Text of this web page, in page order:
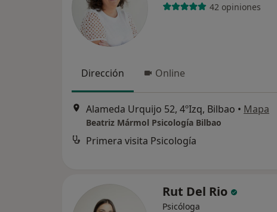
42 opiniones
Dirección Online
Alameda Urquijo 52, 4ºIzq, Bilbao • Mapa
Beatriz Mármol Psicología Bilbao
Primera visita Psicología
Rut Del Rio
Psicóloga